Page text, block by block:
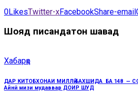
0LikesTwitter-xFacebookShare-email
Шояд писандатон шавад
Хабарҳо
ДАР КИТОБХОНАИ МИЛЛӢ БАХШИДА БА 148 —
Айнӣ мизи мудаввар ДОИР ШУД